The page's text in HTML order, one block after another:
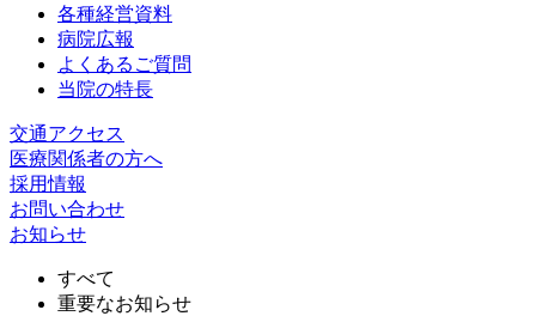
各種経営資料
病院広報
よくあるご質問
当院の特長
交通アクセス
医療関係者の方へ
採用情報
お問い合わせ
お知らせ
すべて
重要なお知らせ